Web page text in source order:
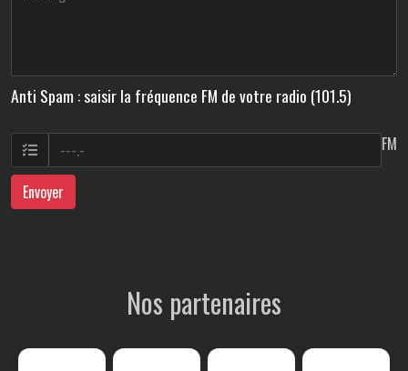
Anti Spam : saisir la fréquence FM de votre radio (101.5)
FM
Envoyer
Nos partenaires